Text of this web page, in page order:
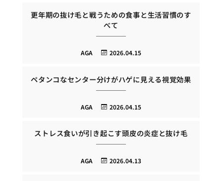
更年期の抜け毛と戦うための食事と生活習慣のす
べて
2026.04.15
AGA
ペタンコなセンター分けがハゲに見える視覚効果
2026.04.15
AGA
ストレス食いが引き起こす頭皮の炎症と抜け毛
2026.04.13
AGA